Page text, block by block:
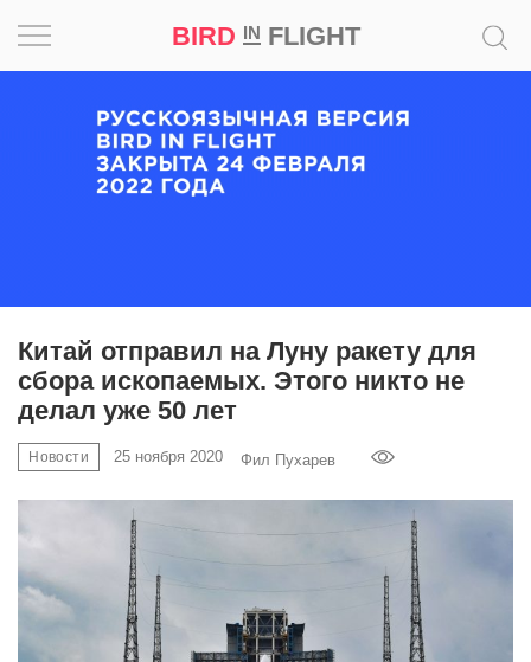
BIRD INFLIGHT
Китай отправил на Луну ракету для
сбора ископаемых. Этого никто не
делал уже 50 лет
Новости 25 ноября 2020 Фил Пухарев